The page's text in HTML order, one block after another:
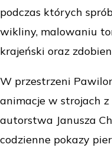
podczas których
wikliny, malowaniu
krajeński oraz
W przestrzeni
animacje w strojach
autorstwa Janusza
codzienne pokazy